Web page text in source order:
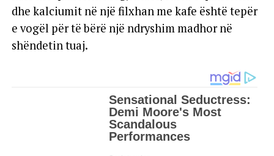
dhe kalciumit në një filxhan me kafe është tepër
e vogël për të bërë një ndryshim madhor në
shëndetin tuaj.